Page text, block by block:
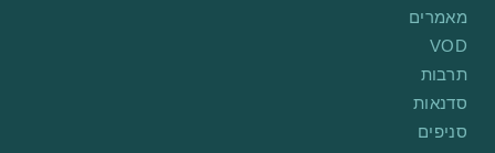
מאמרים
VOD
תרבות
סדנאות
סניפים